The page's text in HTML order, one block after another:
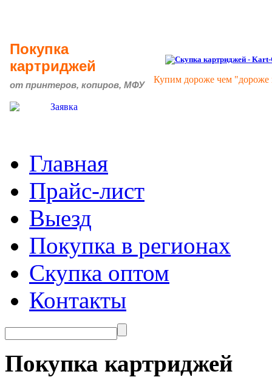
Покупка
картриджей
от принтеров, копиров, МФУ
Купим дороже чем
Главная
Прайс-лист
Выезд
Покупка в регионах
Скупка оптом
Контакты
Покупка картриджей